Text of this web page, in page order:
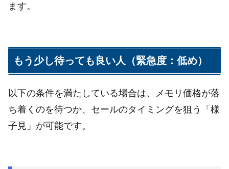
ます。
もう少し待っても良い人（緊急度：低め）
以下の条件を満たしている場合は、メモリ価格が落
ち着くのを待つか、セールのタイミングを狙う「様
子見」が可能です。